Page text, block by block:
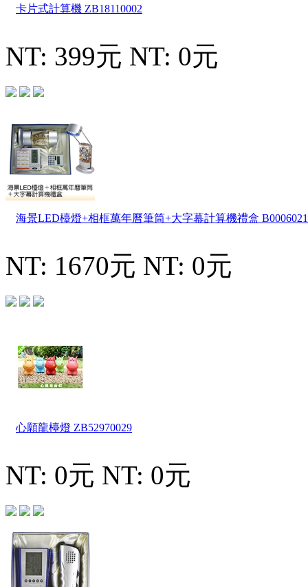
卡片式計算機 ZB18110002
NT: 399元 NT: 0元
海景LED檯燈+相框萬年曆筆筒+大字幕計算機禮盒
NT: 1670元 NT: 0元
心願龍檯燈 ZB52970029
NT: 0元 NT: 0元